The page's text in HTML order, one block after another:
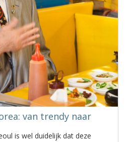
van trendy naar
is wel duidelijk dat deze